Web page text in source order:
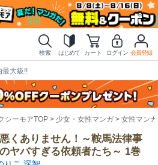
検索 はじめて カート ログイン 会員登録
最大級!!
シーモアTOP 少女・女性マンガ 女性マンガ
くありません！～鞍馬法律事
ヤバすぎる依頼者たち～ 1巻